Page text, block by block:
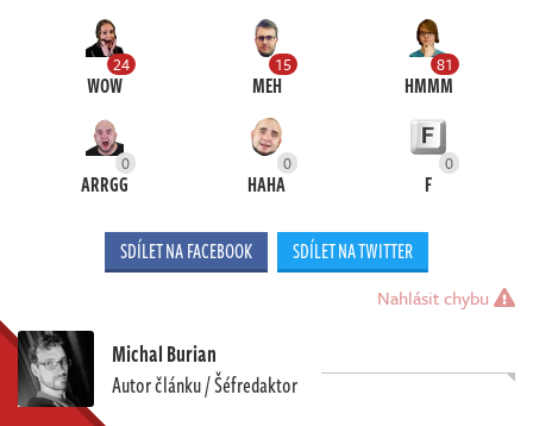
24
WOW
15
MEH
81
HMMM
0
ARRGG
0
HAHA
0
F
SDÍLET NA FACEBOOK SDÍLET NA TWITTER
Nahlásit chybu
Michal Burian
Autor článku / Šéfredaktor